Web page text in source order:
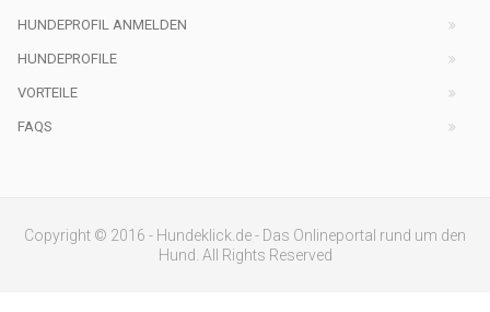
HUNDEPROFIL ANMELDEN
HUNDEPROFILE
VORTEILE
FAQS
Copyright © 2016 - Hundeklick.de - Das Onlineportal rund um den
Hund. All Rights Reserved